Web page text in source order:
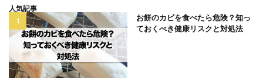
人気記事
お餅のカビを食べたら危険？知っ
ておくべき健康リスクと対処法